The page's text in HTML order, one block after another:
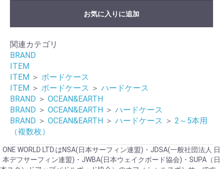
お気に入りに追加
関連カテゴリ
BRAND
ITEM
ITEM ＞ ボードケース
ITEM ＞ ボードケース ＞ ハードケース
BRAND ＞ OCEAN&EARTH
BRAND ＞ OCEAN&EARTH ＞ ハードケース
BRAND ＞ OCEAN&EARTH ＞ ハードケース ＞ 2～5本用
（複数枚）
ONE WORLD LTD.はNSA(日本サーフィン連盟)・JDSA(一般社団法人 日
本デフサーフィン連盟)・JWBA(日本ウェイクボード協会)・SUPA（日